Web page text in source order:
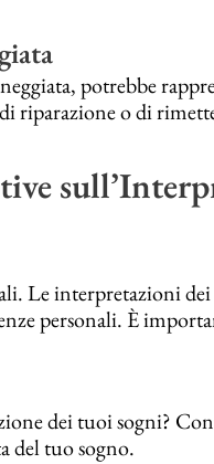
potrebbe
riparazione o di
Le interpretazioni
personali. È
dei tuoi sogni?
del tuo sogno.